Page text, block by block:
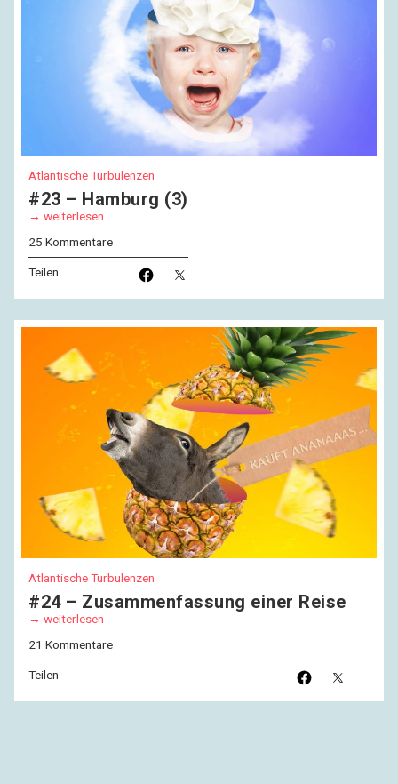
Atlantische Turbulenzen
#23 – Hamburg (3)
weiterlesen
25 Kommentare
Teilen
Atlantische Turbulenzen
#24 – Zusammenfassung einer Reise
weiterlesen
21 Kommentare
Teilen